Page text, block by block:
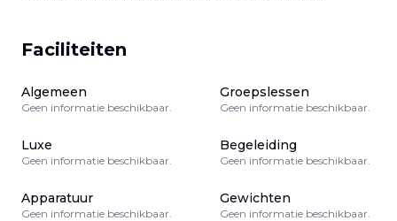
Faciliteiten
Algemeen
Geen informatie beschikbaar.
Groepslessen
Geen informatie beschikbaar.
Luxe
Geen informatie beschikbaar.
Begeleiding
Geen informatie beschikbaar.
Apparatuur
Geen informatie beschikbaar.
Gewichten
Geen informatie beschikbaar.